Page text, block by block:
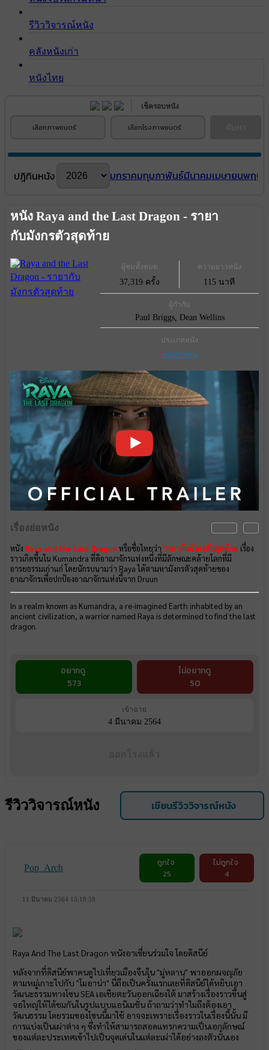
รีวิววิจารณ์หนัง
คลังหนังเก่า
หนังไทย
เช็ครอบหนัง
เลือกภาพยนตร์ เลือกโรงภาพยนตร์
ปฎิทินหนัง มกราคมกุมภาพันธ์มีนาคมเมษายนพฤษ
ผู้ชมทั้งหมด
37,319 ครั้ง
ความยาวหนัง
115 นาที
ผู้กำกับ
Paul Briggs, Dean Wellins
ประเภทหนัง
หนังการ์ตูน
หนัง Raya and the Last Dragon - รายา
กับมังกรตัวสุดท้าย
เรื่องย่อหนัง
หนัง Raya and the Last Dragonหรือชื่อไทยว่า รายากับมังกรตัวสุดท้าย เรื่อง
ราวเกิดขึ้นใน Kumandra ที่ดิอาณาจักรแห่งหนึ่งที่มีลักษณะคล้ายโลกที่มี
อารยธรรมเก่าแก่ โดยนักรบนามว่า Raya ได้ตามหามังกรตัวสุดท้ายของ
อาณาจักรเพื่อปกป้องอาณาจักรแห่งนี้จาก Druun
In a realm known as Kumandra, a re-imagined Earth inhabited by an
ancient civilization, a warrior named Raya is determined to find the last
dragon.
อยากดู
573
ไม่อยากดู
50
เข้าฉาย
4 มีนาคม 2564
รีวิววิจารณ์หนัง เขียนรีวิววิจารณ์หนัง
Pop_Arch
ถูกใจ
25
ไม่ถูกใจ
4
11 มีนาคม 2564 15:18:59
Raya And The Last Dragon หนังอาเซี่ยนร่วมใจ โดยดิสนีย์
หลังจากที่ดิสนีย์พาคนดูไปเที่ยวเมืองจีนใน "มู่หลาน" พาออกผจญภัย
ตามหมู่เกาะไปกับ "โมอาน่า" นี่ถือเป็นครั้งแรกเลยที่ดิสนีย์ได้หยิบเอา
วัฒนะธรรมทางโซน SEA เอเชียตะวันออกเฉียงใต้ มาสร้างเรื่องราวขึ้นสู่
จอใหญ่ให้ได้ชมกันในรูปแบบแอนิเมชั่น ถ้าถามว่าทำไมถึงต้องเอา
วัฒนธรรม โดยรวมของโซนนี้มาใช้ อาจจะเพราะเรื่องราวในเรื่องนี้นั้น มี
การแบ่งเป็นเผ่าต่าง ๆ ซึ่งทำให้สามารถสอดแทรกความเป็นเอกลักษณ์
ของแต่ละประเทศเข้าไปเป็นจุดเด่นในแต่ละเผ่าได้อย่างลงตัวนั้นเอง